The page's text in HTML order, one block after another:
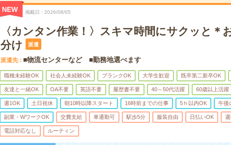
NEW 掲載日 2026/08/05
〈カンタン作業！〉スキマ時間にサクッと＊
分け
派遣
派遣先 ■物流センターなど ■勤務地選べます
職種未経験OK 社会人未経験OK ブランクOK 大学生歓迎 既卒第二新卒OK
友達と一緒OK OA不要 英語不要 履歴書不要 40～50代活躍 60歳以上活躍
週1OK 土日祝休 朝10時以降スタート 16時前までの仕事 5ｈ以内OK 午後
副業・WワークOK 交費支給 車通勤可 駅歩5分 服装自由 日払いOK
電話対応なし ルーティン